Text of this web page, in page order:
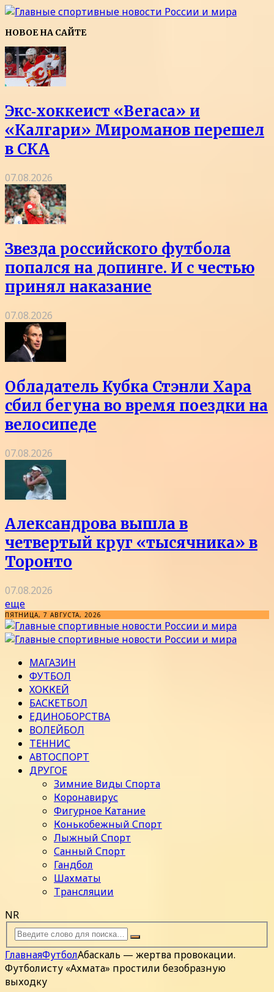
НОВОЕ НА САЙТЕ
Экс‑хоккеист «Вегаса» и
«Калгари» Мироманов перешел
в СКА
07.08.2026
Звезда российского футбола
попался на допинге. И с честью
принял наказание
07.08.2026
Обладатель Кубка Стэнли Хара
сбил бегуна во время поездки на
велосипеде
07.08.2026
Александрова вышла в
четвертый круг «тысячника» в
Торонто
07.08.2026
еще
ПЯТНИЦА, 7 АВГУСТА, 2026
МАГАЗИН
ФУТБОЛ
ХОККЕЙ
БАСКЕТБОЛ
ЕДИНОБОРСТВА
ВОЛЕЙБОЛ
ТЕННИС
АВТОСПОРТ
ДРУГОЕ
Зимние Виды Спорта
Коронавирус
Фигурное Катание
Конькобежный Спорт
Лыжный Спорт
Санный Спорт
Гандбол
Шахматы
Трансляции
NR
ГлавнаяФутболАбаскаль — жертва провокации.
Футболисту «Ахмата» простили безобразную
выходку